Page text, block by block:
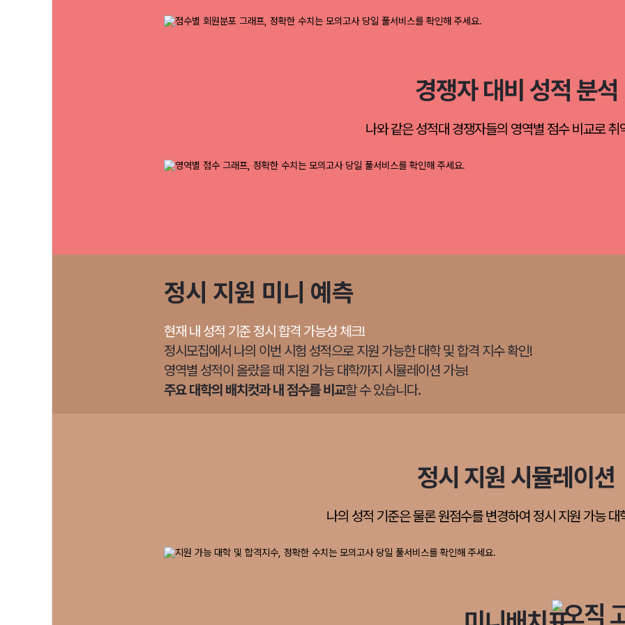
경쟁자 대비 성적 분석
나와 같은 성적대 경쟁자들의 영역별 점수 비교로 취
정시 지원 미니 예측
현재 내 성적 기준 정시 합격 가능성 체크!
정시모집에서 나의 이번 시험 성적으로 지원 가능한 대학 및 합격 지수 확인!
영역별 성적이 올랐을 때 지원 가능 대학까지 시뮬레이션 가능!
주요 대학의 배치컷과 내 점수를 비교할 수 있습니다.
정시 지원 시뮬레이션
나의 성적 기준은 물론 원점수를 변경하여 정시 지원 가능 대